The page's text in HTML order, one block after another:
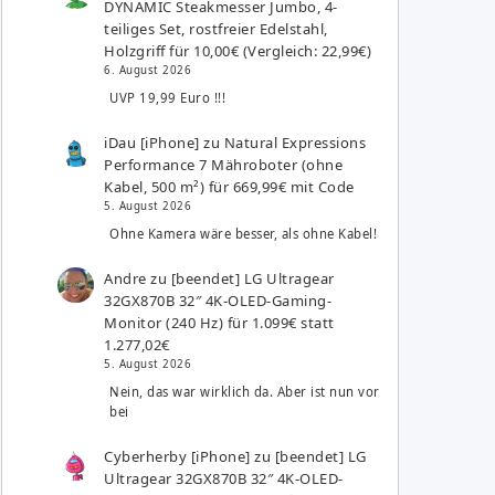
DYNAMIC Steakmesser Jumbo, 4-
teiliges Set, rostfreier Edelstahl,
Holzgriff für 10,00€ (Vergleich: 22,99€)
6. August 2026
UVP 19,99 Euro !!!
iDau [iPhone] zu Natural Expressions
Performance 7 Mähroboter (ohne
Kabel, 500 m²) für 669,99€ mit Code
5. August 2026
Ohne Kamera wäre besser, als ohne Kabel!
Andre zu [beendet] LG Ultragear
32GX870B 32″ 4K-OLED-Gaming-
Monitor (240 Hz) für 1.099€ statt
1.277,02€
5. August 2026
Nein, das war wirklich da. Aber ist nun vor
bei
Cyberherby [iPhone] zu [beendet] LG
Ultragear 32GX870B 32″ 4K-OLED-